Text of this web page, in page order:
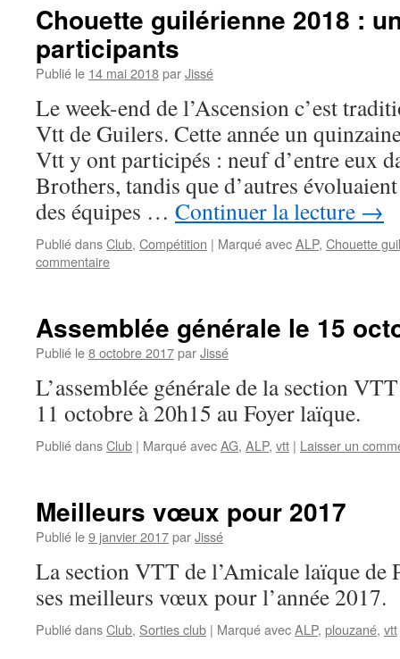
Chouette guilérienne 2018 :
participants
Publié le 14 mai 2018parJissé
Le week-end de l’Ascension c’est
Vtt de Guilers. Cette année un
Vtt y ont participés : neuf d’entre eux
Brothers, tandis que d’autres
des équipes … Continuer la lecture →
Publié dansClub, Compétition | Marqué avecALP, Chouette
commentaire
Assemblée générale le 15
Publié le8 octobre 2017parJissé
L’assemblée générale de la section
11 octobre à 20h15 au Foyer laïque.
Publié dansClub | Marqué avecAG, ALP, vtt | Laisser un
Meilleurs vœux pour 2017
Publié le9 janvier 2017parJissé
La section VTT de l’Amicale laïque de
ses meilleurs vœux pour l’année 2017.
Publié dansClub, Sorties club | Marqué avecALP, plouzané, vtt